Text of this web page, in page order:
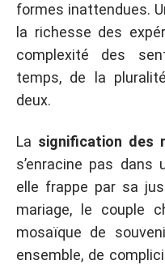
formes inattendues.
la richesse des
complexité des
temps, de la
deux.
La signification des
s’enracine pas dans
elle frappe par sa
mariage, le couple
mosaïque de
ensemble, de